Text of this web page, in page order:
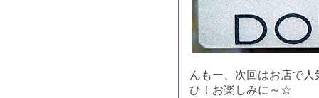
んもー、次回はお店で
ひ！お楽しみに～☆